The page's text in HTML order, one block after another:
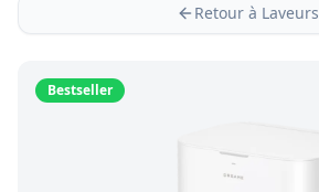
Retour à Laveurs
Bestseller